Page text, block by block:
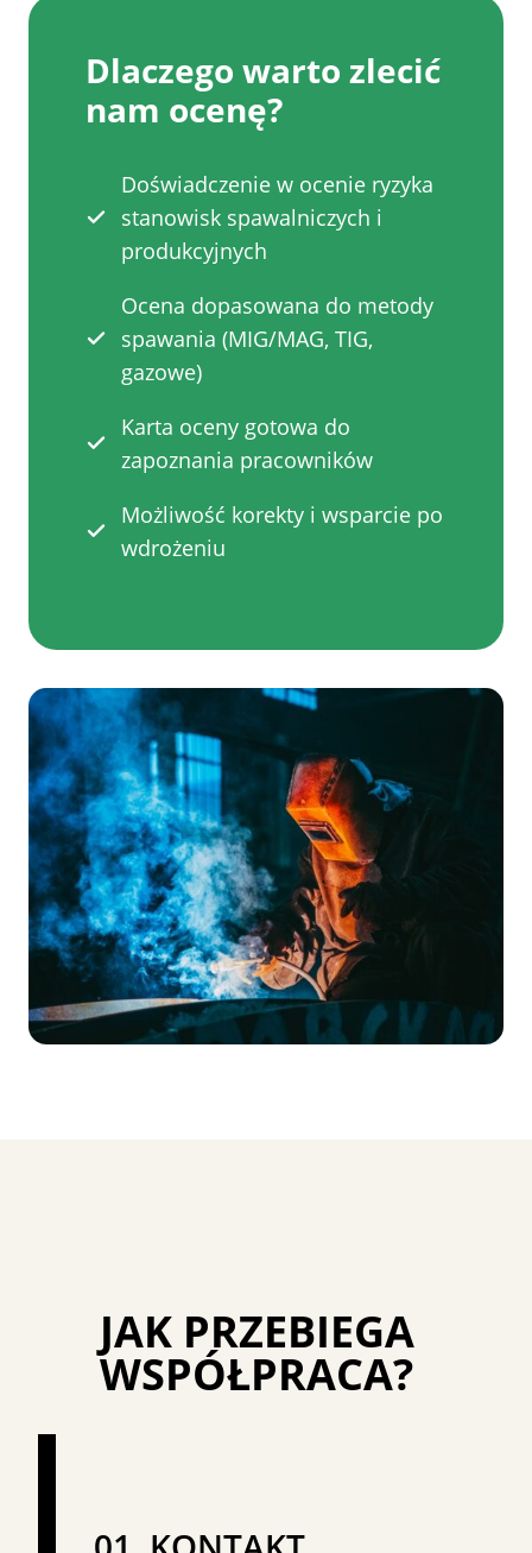
Dlaczego warto zlecić
nam ocenę?
Doświadczenie w ocenie ryzyka
stanowisk spawalniczych i
produkcyjnych
Ocena dopasowana do metody
spawania (MIG/MAG, TIG,
gazowe)
Karta oceny gotowa do
zapoznania pracowników
Możliwość korekty i wsparcie po
wdrożeniu
JAK PRZEBIEGA
WSPÓŁPRACA?